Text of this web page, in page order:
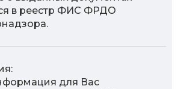
в реестр ФИС ФРДО
для Вас